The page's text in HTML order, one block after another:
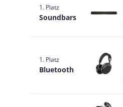
1. Platz
Soundbars
1. Platz
Bluetooth